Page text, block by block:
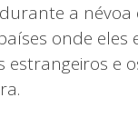
a névoa
onde eles
estrangeiros e